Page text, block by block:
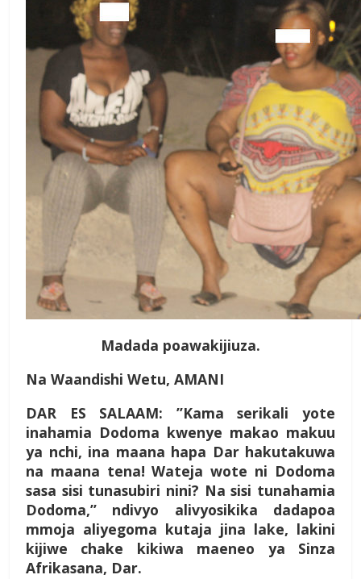
Madada poawakijiuza.
Na Waandishi Wetu, AMANI
DAR ES SALAAM: ”Kama serikali yote
inahamia Dodoma kwenye makao makuu
ya nchi, ina maana hapa Dar hakutakuwa
na maana tena! Wateja wote ni Dodoma
sasa sisi tunasubiri nini? Na sisi tunahamia
Dodoma,” ndivyo alivyosikika dadapoa
mmoja aliyegoma kutaja jina lake, lakini
kijiwe chake kikiwa maeneo ya Sinza
Afrikasana, Dar.